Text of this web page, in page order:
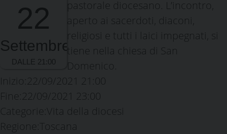
22
Settembre
pastorale diocesano. L’incontro,
aperto ai sacerdoti, diaconi,
religiosi e tutti i laici impegnati, si
tiene nella chiesa di San
Domenico.
Inizio: 22/09/2021 21:00
Fine: 22/09/2021 23:00
Categorie: Vita della diocesi
Regione: Toscana